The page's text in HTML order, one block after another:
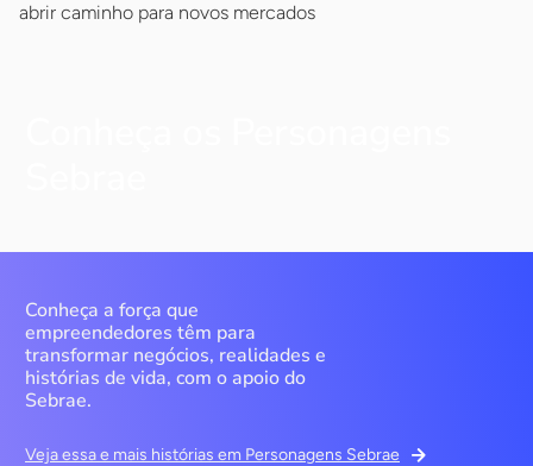
abrir caminho para novos mercados
Conheça a força que
empreendedores têm para
transformar negócios, realidades e
histórias de vida, com o apoio do
Sebrae.
Veja essa e mais histórias em Personagens Sebrae